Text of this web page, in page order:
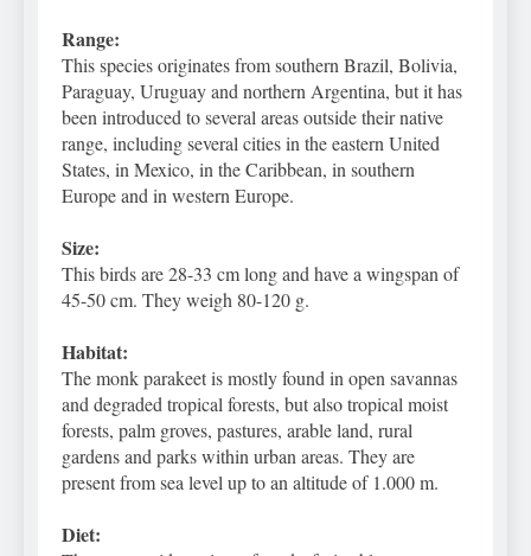
Range:
This species originates from southern Brazil, Bolivia,
Paraguay, Uruguay and northern Argentina, but it has
been introduced to several areas outside their native
range, including several cities in the eastern United
States, in Mexico, in the Caribbean, in southern
Europe and in western Europe.
Size:
This birds are 28-33 cm long and have a wingspan of
45-50 cm. They weigh 80-120 g.
Habitat:
The monk parakeet is mostly found in open savannas
and degraded tropical forests, but also tropical moist
forests, palm groves, pastures, arable land, rural
gardens and parks within urban areas. They are
present from sea level up to an altitude of 1.000 m.
Diet: